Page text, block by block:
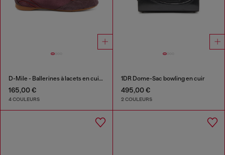
D-Mile - Ballerines à lacets en cuir et mesh
165,00 €
4 COULEURS
1DR Dome-Sac bowling en cuir
495,00 €
2 COULEURS